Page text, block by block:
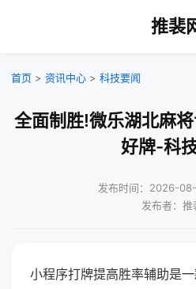
推裴
首页 > 资讯中心 > 科技要闻
全面制胜!微乐湖北麻
好牌-科
发布时间：2026-
发布者：推
小程序打牌提高胜率辅助是